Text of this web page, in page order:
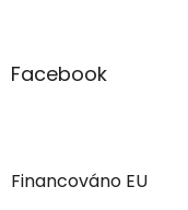
Facebook
Financováno EU